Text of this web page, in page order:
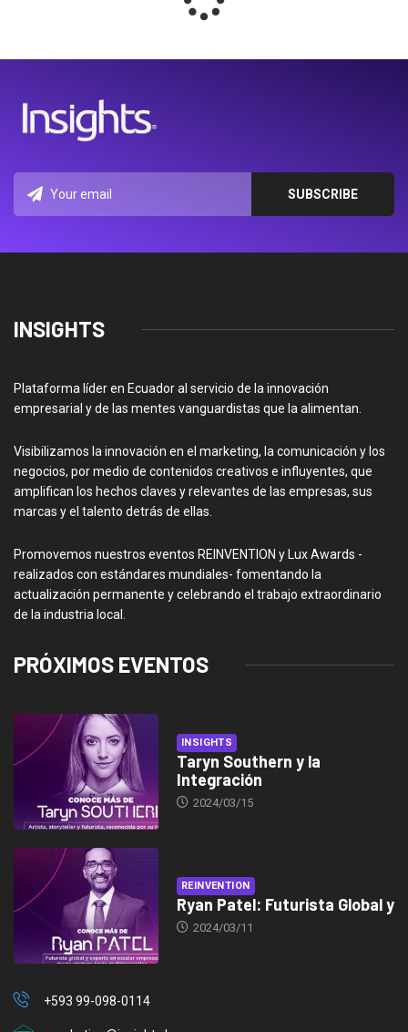
INSIGHTS
Plataforma líder en Ecuador al servicio de la innovación
empresarial y de las mentes vanguardistas que la alimentan.
Visibilizamos la innovación en el marketing, la comunicación y los
negocios, por medio de contenidos creativos e influyentes, que
amplifican los hechos claves y relevantes de las empresas, sus
marcas y el talento detrás de ellas.
Promovemos nuestros eventos REINVENTION y Lux Awards -
realizados con estándares mundiales- fomentando la
actualización permanente y celebrando el trabajo extraordinario
de la industria local.
PRÓXIMOS EVENTOS
INSIGHTS
Taryn Southern y la
Integración
2024/03/15
REINVENTION
Ryan Patel: Futurista Global y
2024/03/11
+593 99-098-0114